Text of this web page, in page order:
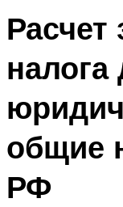
Расчет
налога
общие
РФ